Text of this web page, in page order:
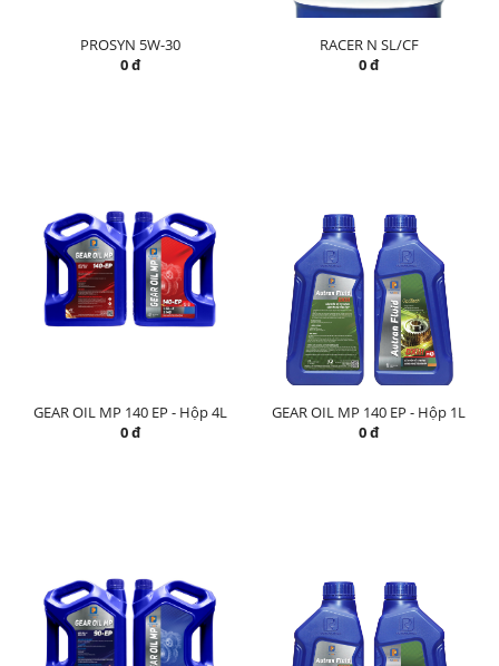
PROSYN 5W-30
0 đ
RACER N SL/CF
0 đ
GEAR OIL MP 140 EP - Hộp 4L
0 đ
GEAR OIL MP 140 EP - Hộp 1L
0 đ